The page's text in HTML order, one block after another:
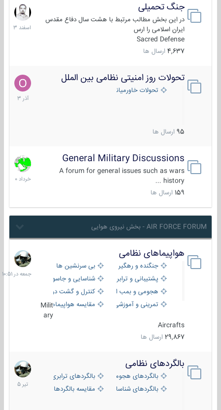
جنگ تحمیلی
در این بخش مطالب مرتبط با هشت سال دفاع مقدس
ایران اسلامی را ارس
Sacred Defense
4,637 ارسال ها
20
اسفند
1403
تحولات روز امنیتی نظامی بین الملل
تحولات خاورمیانه
95 ارسال ها
21
آذر
1403
General Military Discussions
A forum for general issues such as wars
history ...
159 ارسال ها
10
خرداد
1400
AIR FORCE FORUM - بخش نیروی هوایی
هواپیماهای نظامی
جنگنده و رهگیر
بی سرنشین ها
پشتیبانی و ترابری
شناسایی و جاسوسی
هجومی و بمب افکن
کنترل و گشت دریایی
تمرینی و آموزشی
مقایسه هواپیماهاMilit
ary
Aircrafts
29,867 ارسال ها
جمعه
در
10:51
بالگردهای نظامی
بالگردهای هجومی
بالگردهای ترابری
بالگردهای شناسایی
مقایسه بالگردها
22
تیر
1405